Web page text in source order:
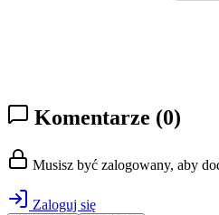
Komentarze (0)
Musisz być zalogowany, aby
Zaloguj się